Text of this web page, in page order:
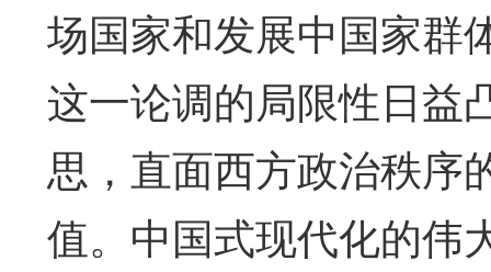
场国家和发展中国家群
这一论调的局限性日益
思，直面西方政治秩序
值。中国式现代化的伟